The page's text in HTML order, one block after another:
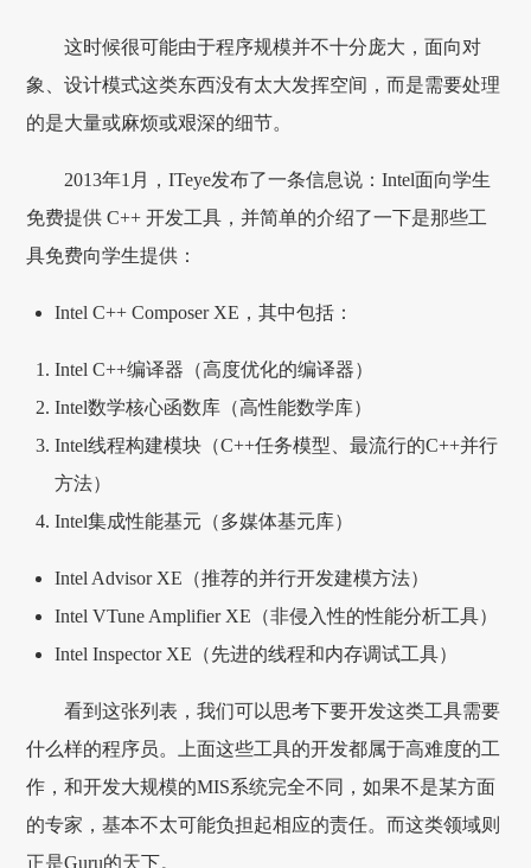
这时候很可能由于程序规模并不十分庞大，面向对
象、设计模式这类东西没有太大发挥空间，而是需要处理
的是大量或麻烦或艰深的细节。
2013年1月，ITeye发布了一条信息说：Intel面向学生
免费提供 C++ 开发工具，并简单的介绍了一下是那些工
具免费向学生提供：
Intel C++ Composer XE，其中包括：
Intel C++编译器（高度优化的编译器）
Intel数学核心函数库（高性能数学库）
Intel线程构建模块（C++任务模型、最流行的C++并行
方法）
Intel集成性能基元（多媒体基元库）
Intel Advisor XE（推荐的并行开发建模方法）
Intel VTune Amplifier XE（非侵入性的性能分析工具）
Intel Inspector XE（先进的线程和内存调试工具）
看到这张列表，我们可以思考下要开发这类工具需要
什么样的程序员。上面这些工具的开发都属于高难度的工
作，和开发大规模的MIS系统完全不同，如果不是某方面
的专家，基本不太可能负担起相应的责任。而这类领域则
正是Guru的天下。